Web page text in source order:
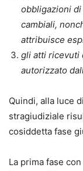
obbligazioni
cambiali,
attribuisce
gli atti ricevuti
autorizzato
Quindi, alla luce
stragiudiziale
cosiddetta fase
La prima fase